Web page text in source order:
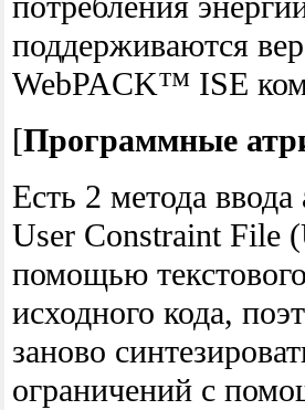
поддерживаются
WebPACK™ ISE
[Программные
Есть 2 метода
User Constraint File
помощью
исходного кода,
заново
ограничений с